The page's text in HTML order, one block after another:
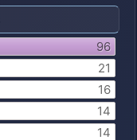
96
21
16
14
14